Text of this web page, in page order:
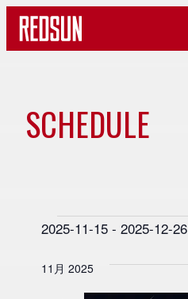
イ
ン
ト
SCHEDULE
イ
ベ
2025-11-15 - 2025-12-26
付
11月 2025